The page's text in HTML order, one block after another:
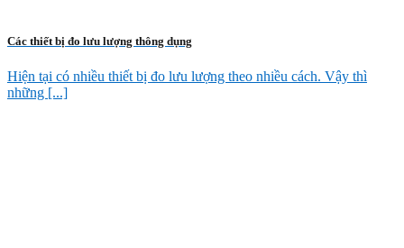
Các thiết bị đo lưu lượng thông dụng
Hiện tại có nhiều thiết bị đo lưu lượng theo nhiều cách. Vậy thì
những [...]